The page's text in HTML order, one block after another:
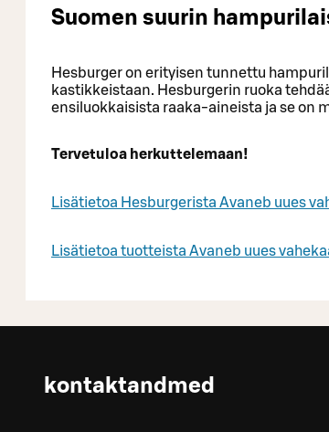
Suomen suurin
Hesburger on erityisen tunnettu
kastikkeistaan. Hesburgerin ruoka
ensiluokkaisista raaka-aineista ja se on
Tervetuloa herkuttelemaan!
Lisätietoa Hesburgerista Avaneb uues
Lisätietoa tuotteista Avaneb uues
kontaktandmed